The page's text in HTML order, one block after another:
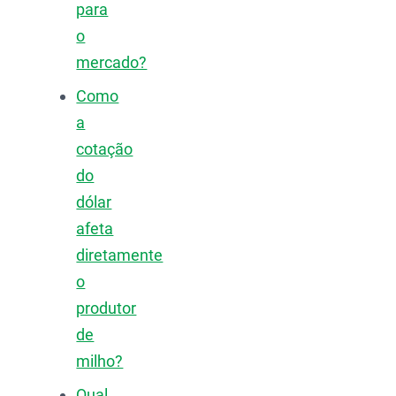
para
o
mercado?
Como
a
cotação
do
dólar
afeta
diretamente
o
produtor
de
milho?